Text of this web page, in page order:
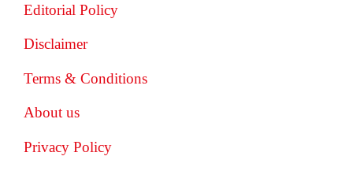
Editorial Policy
Disclaimer
Terms & Conditions
About us
Privacy Policy